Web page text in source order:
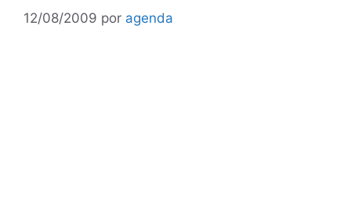
12/08/2009 por agenda